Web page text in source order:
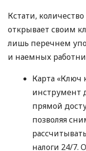
Кстати,
открывает своим
лишь перечнем
и наемных
Карта «Ключ
инструмент
прямой
позволяя
налоги 24/7.